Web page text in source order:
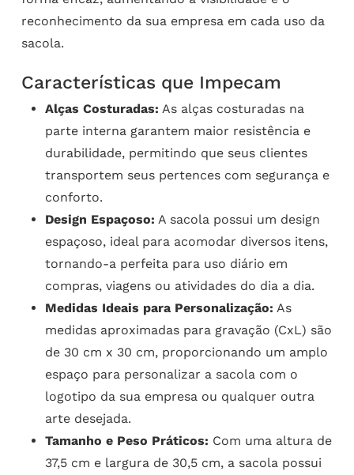
reconhecimento da sua empresa em cada uso da
sacola.
Características que Impecam
Alças Costuradas: As alças costuradas na
parte interna garantem maior resistência e
durabilidade, permitindo que seus clientes
transportem seus pertences com segurança e
conforto.
Design Espaçoso: A sacola possui um design
espaçoso, ideal para acomodar diversos itens,
tornando-a perfeita para uso diário em
compras, viagens ou atividades do dia a dia.
Medidas Ideais para Personalização: As
medidas aproximadas para gravação (CxL) são
de 30 cm x 30 cm, proporcionando um amplo
espaço para personalizar a sacola com o
logotipo da sua empresa ou qualquer outra
arte desejada.
Tamanho e Peso Práticos: Com uma altura de
37,5 cm e largura de 30,5 cm, a sacola possui